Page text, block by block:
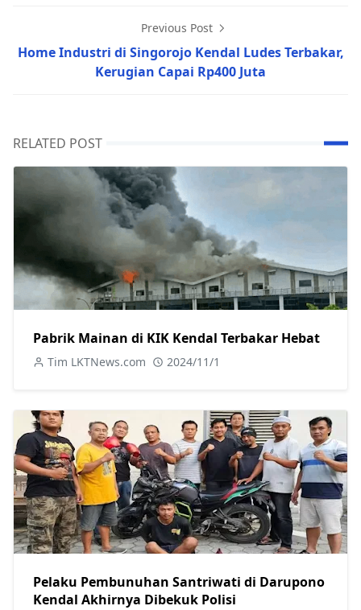
Previous Post
Home Industri di Singorojo Kendal Ludes Terbakar,
Kerugian Capai Rp400 Juta
RELATED POST
Pabrik Mainan di KIK Kendal Terbakar Hebat
Tim LKTNews.com 2024/11/1
Pelaku Pembunuhan Santriwati di Darupono
Kendal Akhirnya Dibekuk Polisi